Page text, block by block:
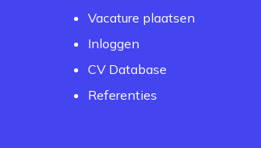
Vacature plaatsen
Inloggen
CV Database
Referenties